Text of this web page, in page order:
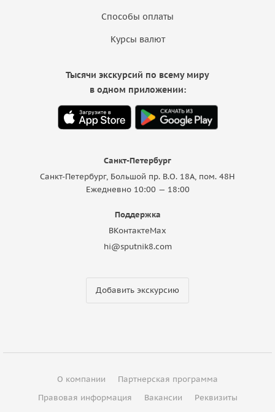
Способы оплаты
Курсы валют
Санкт-Петербург
Санкт-Петербург, Большой пр. В.О. 18A, пом. 48Н
Ежедневно 10:00 — 18:00
Поддержка
ВКонтактеMax
hi@sputnik8.com
Добавить экскурсию
Тысячи экскурсий по всему миру
в одном приложении:
О компании
Партнерская программа
Правовая информация
Вакансии
Реквизиты